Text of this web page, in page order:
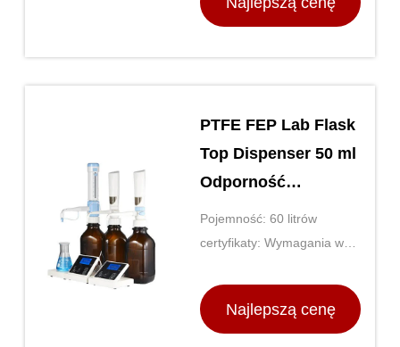
PTFE FEP Lab Flask
Top Dispenser 50 ml
Odporność
chemicznaPojemność: 60 litrów
certyfikaty: Wymagania w
środowiska
Najlepszą cenę